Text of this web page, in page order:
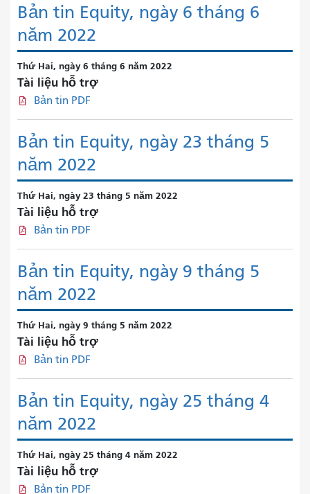
Bản tin Equity, ngày 6 tháng 6
năm 2022
Thứ Hai, ngày 6 tháng 6 năm 2022
Tài liệu hỗ trợ
Bản tin PDF
Bản tin Equity, ngày 23 tháng 5
năm 2022
Thứ Hai, ngày 23 tháng 5 năm 2022
Tài liệu hỗ trợ
Bản tin PDF
Bản tin Equity, ngày 9 tháng 5
năm 2022
Thứ Hai, ngày 9 tháng 5 năm 2022
Tài liệu hỗ trợ
Bản tin PDF
Bản tin Equity, ngày 25 tháng 4
năm 2022
Thứ Hai, ngày 25 tháng 4 năm 2022
Tài liệu hỗ trợ
Bản tin PDF